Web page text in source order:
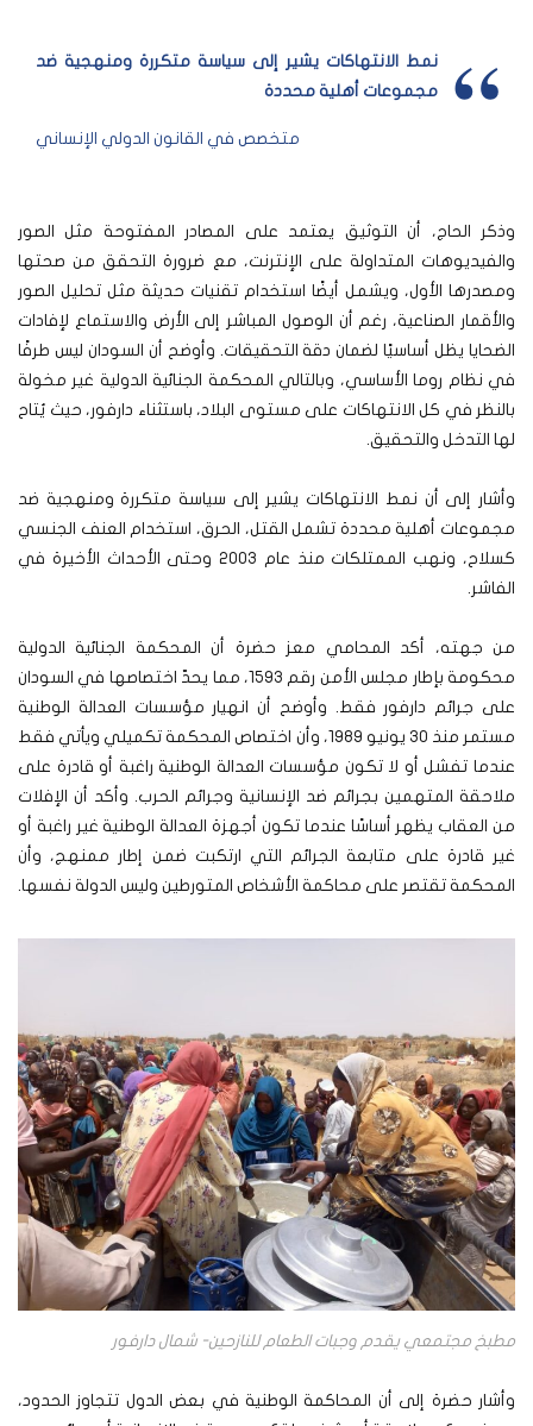
نمط الانتهاكات يشير إلى سياسة متكررة ومنهجية ضد
مجموعات أهلية محددة
متخصص في القانون الدولي الإنساني
وذكر الحاج، أن التوثيق يعتمد على المصادر المفتوحة مثل الصور
والفيديوهات المتداولة على الإنترنت، مع ضرورة التحقق من صحتها
ومصدرها الأول، ويشمل أيضًا استخدام تقنيات حديثة مثل تحليل الصور
والأقمار الصناعية، رغم أن الوصول المباشر إلى الأرض والاستماع لإفادات
الضحايا يظل أساسيًا لضمان دقة التحقيقات. وأوضح أن السودان ليس طرفًا
في نظام روما الأساسي، وبالتالي المحكمة الجنائية الدولية غير مخولة
بالنظر في كل الانتهاكات على مستوى البلاد، باستثناء دارفور، حيث يُتاح
لها التدخل والتحقيق.
وأشار إلى أن نمط الانتهاكات يشير إلى سياسة متكررة ومنهجية ضد
مجموعات أهلية محددة تشمل القتل، الحرق، استخدام العنف الجنسي
كسلاح، ونهب الممتلكات منذ عام 2003 وحتى الأحداث الأخيرة في
الفاشر.
من جهته، أكد المحامي معز حضرة أن المحكمة الجنائية الدولية
محكومة بإطار مجلس الأمن رقم 1593، مما يحدّ اختصاصها في السودان
على جرائم دارفور فقط. وأوضح أن انهيار مؤسسات العدالة الوطنية
مستمر منذ 30 يونيو 1989، وأن اختصاص المحكمة تكميلي ويأتي فقط
عندما تفشل أو لا تكون مؤسسات العدالة الوطنية راغبة أو قادرة على
ملاحقة المتهمين بجرائم ضد الإنسانية وجرائم الحرب. وأكد أن الإفلات
من العقاب يظهر أساسًا عندما تكون أجهزة العدالة الوطنية غير راغبة أو
غير قادرة على متابعة الجرائم التي ارتكبت ضمن إطار ممنهج، وأن
المحكمة تقتصر على محاكمة الأشخاص المتورطين وليس الدولة نفسها.
مطبخ مجتمعي يقدم وجبات الطعام للنازحين- شمال دارفور
وأشار حضرة إلى أن المحاكمة الوطنية في بعض الدول تتجاوز الحدود،